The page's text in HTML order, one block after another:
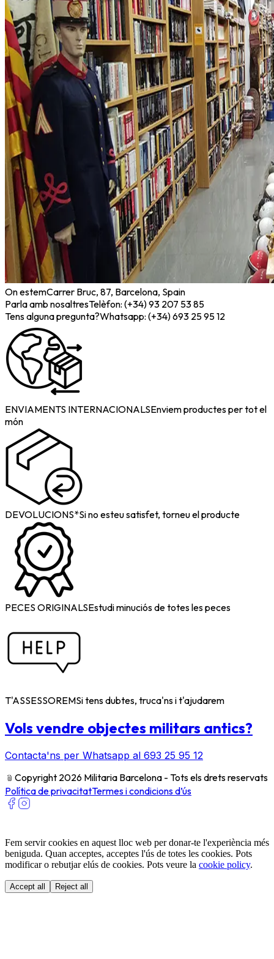
On estemCarrer Bruc, 87, Barcelona, Spain
Parla amb nosaltresTelèfon: (+34) 93 207 53 85
Tens alguna pregunta?Whatsapp: (+34) 693 25 95 12
ENVIAMENTS INTERNACIONALSEnviem productes per tot el
món
DEVOLUCIONS*Si no esteu satisfet, torneu el producte
PECES ORIGINALSEstudi minuciós de totes les peces
T'ASSESSOREMSi tens dubtes, truca'ns i t'ajudarem
Vols vendre objectes militars antics?
Contacta'ns per Whatsapp al 693 25 95 12
﹫ Copyright 2026 Militaria Barcelona - Tots els drets reservats
Política de privacitatTermes i condicions d’ús
Fem servir cookies en aquest lloc web per donar-te l'experiència més
beniguda. Quan acceptes, acceptes l'ús de totes les cookies. Pots
modificar o rebutjar elús de cookies. Pots veure la cookie policy.
Accept all Reject all